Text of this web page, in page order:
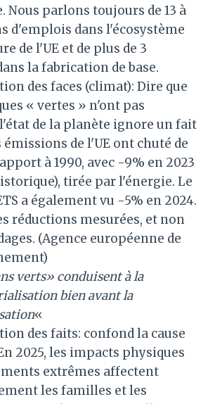
Nous parlons toujours de 13 à
d'emplois dans l'écosystème
de l'UE et de plus de 3
la fabrication de base.
des faces (climat): Dire que
« vertes » n'ont pas
de la planète ignore un fait
de l'UE ont chuté de
à 1990, avec -9% en 2023
tirée par l'énergie. Le
a également vu -5% en 2024.
réductions mesurées, et non
(Agence européenne de
verts» conduisent à la
bien avant la
«
des faits: confond la cause
2025, les impacts physiques
extrêmes affectent
les familles et les